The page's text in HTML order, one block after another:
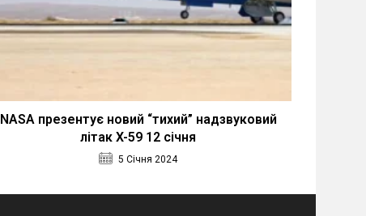
NASA презентує новий “тихий” надзвуковий
літак X-59 12 січня
5 Січня 2024